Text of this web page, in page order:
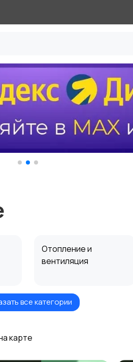
Отопление и
вентиляция
Электроинструмент
все категории
карте